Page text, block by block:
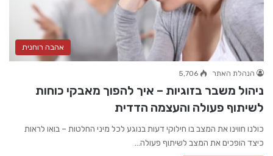
אהבה רוחנית
הנהלת האתר 5,706
ניהול משבר בזוגיות – איך להפוך מאבקי כוחות
לשיתוף פעולה והעצמה הדדית
כולנו חווינו את המצב בו חילוקי דעות בנוגע לכל מיני החלטות – בואו לראות
כיצד הופכים את המצב לשיתוף פעולה…